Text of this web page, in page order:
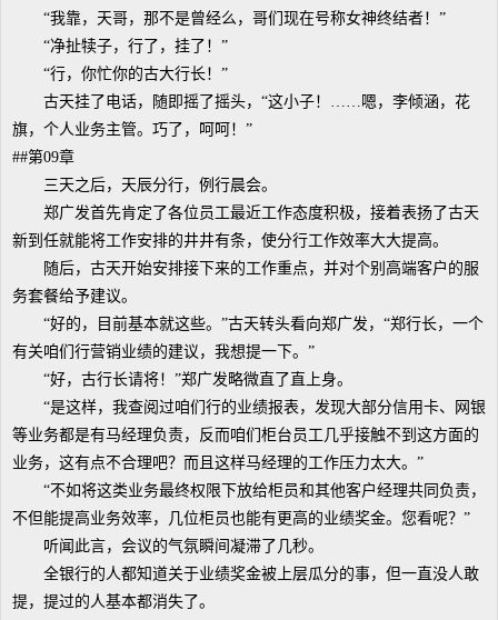
“我靠，天哥，那不是曾经么，哥们现在号称女神终结者！”
“净扯犊子，行了，挂了！”
“行，你忙你的古大行长！”
古天挂了电话，随即摇了摇头，“这小子！……嗯，李倾涵，花
旗，个人业务主管。巧了，呵呵！”
##第09章
三天之后，天辰分行，例行晨会。
郑广发首先肯定了各位员工最近工作态度积极，接着表扬了古天
新到任就能将工作安排的井井有条，使分行工作效率大大提高。
随后，古天开始安排接下来的工作重点，并对个别高端客户的服
务套餐给予建议。
“好的，目前基本就这些。”古天转头看向郑广发，“郑行长，一个
有关咱们行营销业绩的建议，我想提一下。”
“好，古行长请将！”郑广发略微直了直上身。
“是这样，我查阅过咱们行的业绩报表，发现大部分信用卡、网银
等业务都是有马经理负责，反而咱们柜台员工几乎接触不到这方面的
业务，这有点不合理吧？而且这样马经理的工作压力太大。”
“不如将这类业务最终权限下放给柜员和其他客户经理共同负责，
不但能提高业务效率，几位柜员也能有更高的业绩奖金。您看呢？”
听闻此言，会议的气氛瞬间凝滞了几秒。
全银行的人都知道关于业绩奖金被上层瓜分的事，但一直没人敢
提，提过的人基本都消失了。